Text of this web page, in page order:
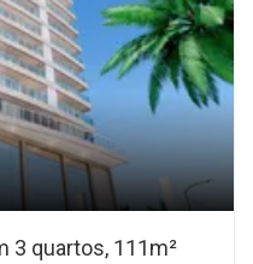
3 quartos, 111m²